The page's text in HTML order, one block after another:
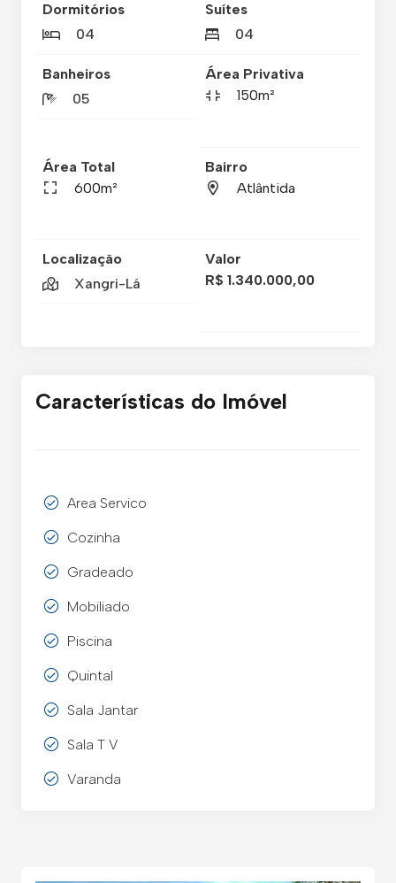
Dormitórios
04
Suítes
04
Banheiros
05
Área Privativa
150m²
Área Total
600m²
Bairro
Atlântida
Localização
Xangri-Lá
Valor
R$ 1.340.000,00
Características do Imóvel
Area Servico
Cozinha
Gradeado
Mobiliado
Piscina
Quintal
Sala Jantar
Sala T V
Varanda